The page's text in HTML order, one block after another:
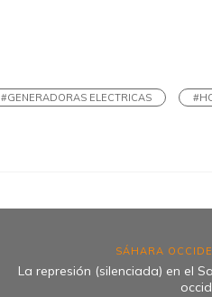
#GENERADORAS ELECTRICAS
SÁHARA
La represión (silenciada) en el